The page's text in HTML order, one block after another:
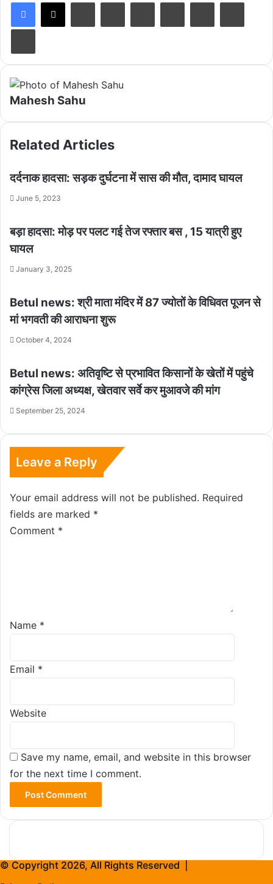
Mahesh Sahu
Related Articles
दर्दनाक हादसा: सड़क दुर्घटना में सास की मौत, दामाद घायल
June 5, 2023
बड़ा हादसा: मोड़ पर पलट गई तेज रफ्तार बस , 15 यात्री हुए
घायल
January 3, 2025
Betul news: श्री माता मंदिर में 87 ज्योतों के विधिवत पूजन से
मां भगवती की आराधना शुरू
October 4, 2024
Betul news: अतिवृष्टि से प्रभावित किसानों के खेतों में पहुंचे
कांग्रेस जिला अध्यक्ष, खेतवार सर्वे कर मुआवजे की मांग
September 25, 2024
Leave a Reply
Your email address will not be published. Required
fields are marked *
Comment *
Name *
Email *
Website
Save my name, email, and website in this browser
for the next time I comment.
© Copyright 2026, All Rights Reserved |